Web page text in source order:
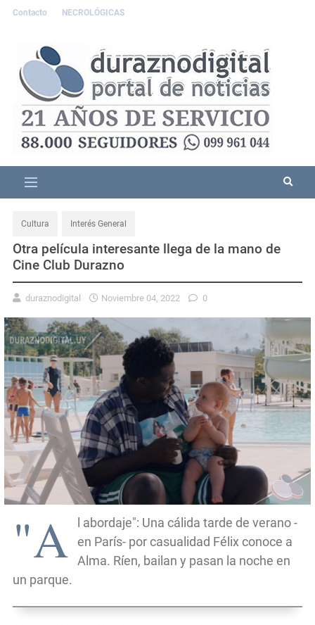
Contacto NECROLÓGICAS
Cultura Interés General
Otra película interesante llega de la mano de
Cine Club Durazno
duraznodigital Noviembre 04, 2022 0
"A
l abordaje": Una cálida tarde de verano -
en París- por casualidad Félix conoce a
Alma. Ríen, bailan y pasan la noche en
un parque.